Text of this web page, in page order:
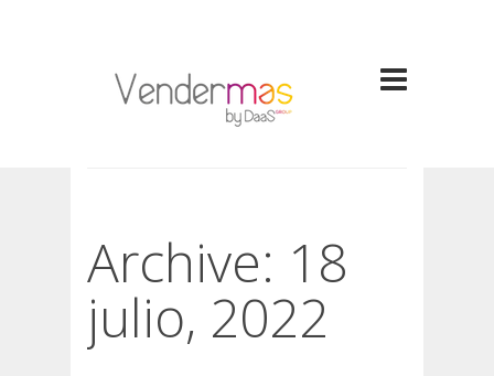
Archive: 18
julio, 2022